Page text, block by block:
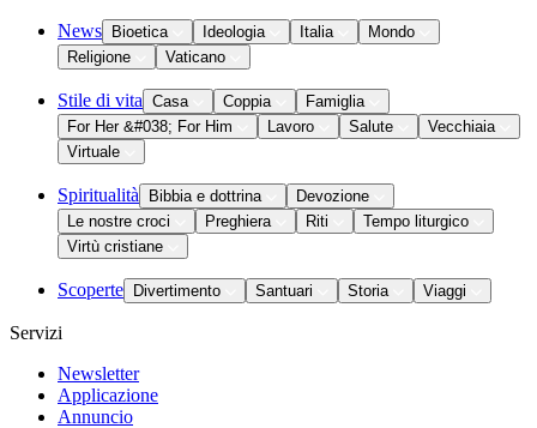
News Bioetica Ideologia Italia
Mondo
Religione
Vaticano
Stile di vita Casa Coppia
Famiglia
For Her &#038; For Him
Lavoro Salute
Vecchiaia
Virtuale
Spiritualità Bibbia e dottrina
Devozione
Le nostre croci
Preghiera Riti
Tempo liturgico
Virtù cristiane
Scoperte Divertimento Santuari Storia Viaggi
Servizi
Newsletter
Applicazione
Annuncio